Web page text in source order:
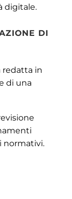
digitale.
DI
redatta in
di una
normativi.